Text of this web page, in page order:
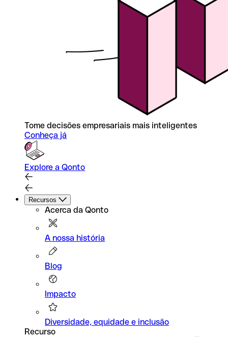
Tome decisões empresariais mais inteligentes
Conheça já
Explore a Qonto
Recursos
Acerca da Qonto
A nossa história
Blog
Impacto
Diversidade, equidade e inclusão
Recurso